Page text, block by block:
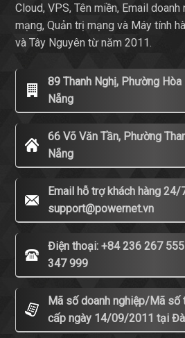
Cloud, VPS, Tên miền, Email doanh
mạng, Quản trị mạng và Máy tính
và Tây Nguyên từ năm 2011.
89 Thanh Nghị, Phường Hòa
Nẵng
66 Võ Văn Tần, Phường
Nẵng
Email hỗ trợ khách hàng 24/
support@powernet.vn
Điện thoại: +84 236 267
347 999
Mã số doanh nghiệp/Mã số
cấp ngày 14/09/2011 tại